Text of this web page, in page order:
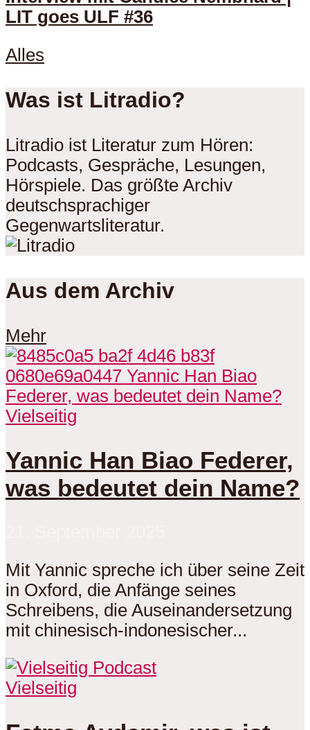
LIT goes ULF #36
Alles
Was ist Litradio?
Litradio ist Literatur zum Hören:
Podcasts, Gespräche, Lesungen,
Hörspiele. Das größte Archiv
deutschsprachiger
Gegenwartsliteratur.
Aus dem Archiv
Mehr
Vielseitig
Yannic Han Biao Federer,
was bedeutet dein Name?
Mit Yannic spreche ich über seine Zeit
in Oxford, die Anfänge seines
Schreibens, die Auseinandersetzung
mit chinesisch-indonesischer...
Vielseitig